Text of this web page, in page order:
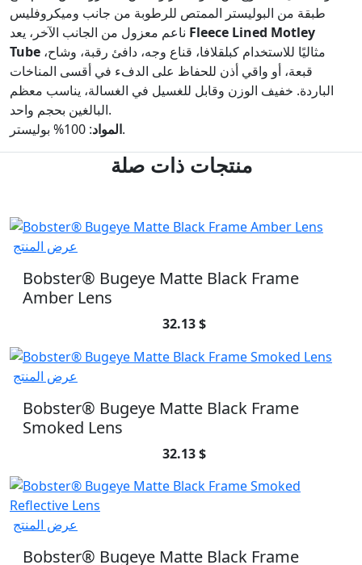
طبقة من البوليستر الممتص للرطوبة من جانب وميكروفليس
Fleece Lined Motley
Tube
قبعة، أو واقي أذن للحفاظ على الدفء في أقسى المناخات
الباردة. خفيف الوزن وقابل للغسيل في الغسالة، يناسب معظم
البالغين بحجم واحد.
المواد: 100% بوليستر.
منتجات ذات صلة
عرض المنتج
Bobster® Bugeye Matte Black Frame
Amber Lens
32.13 $
عرض المنتج
Bobster® Bugeye Matte Black Frame
Smoked Lens
32.13 $
عرض المنتج
Bobster® Bugeye Matte Black Frame